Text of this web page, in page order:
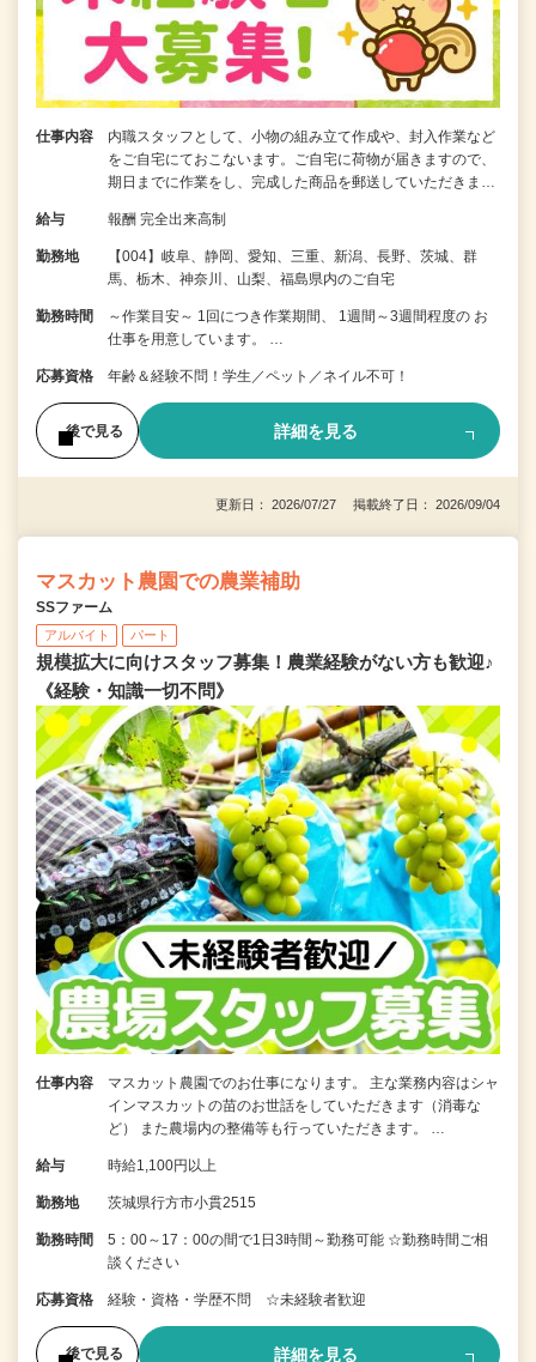
仕事内容
内職スタッフとして、小物の組み立て作成や、封入作業など
をご自宅にておこないます。ご自宅に荷物が届きますので、
期日までに作業をし、完成した商品を郵送していただきま…
給与 報酬 完全出来高制
勤務地
【004】岐阜、静岡、愛知、三重、新潟、長野、茨城、群
馬、栃木、神奈川、山梨、福島県内のご自宅
勤務時間
～作業目安～ 1回につき作業期間、 1週間～3週間程度の お
仕事を用意しています。 …
応募資格 年齢＆経験不問！学生／ペット／ネイル不可！
後で見る 詳細を見る
更新日： 2026/07/27 掲載終了日： 2026/09/04
マスカット農園での農業補助
SSファーム
アルバイト パート
規模拡大に向けスタッフ募集！農業経験がない方も歓迎♪
《経験・知識一切不問》
仕事内容
マスカット農園でのお仕事になります。 主な業務内容はシャ
インマスカットの苗のお世話をしていただきます（消毒な
ど） また農場内の整備等も行っていただきます。 …
給与 時給1,100円以上
勤務地 茨城県行方市小貫2515
勤務時間
5：00～17：00の間で1日3時間～勤務可能 ☆勤務時間ご相
談ください
応募資格 経験・資格・学歴不問 ☆未経験者歓迎
後で見る 詳細を見る